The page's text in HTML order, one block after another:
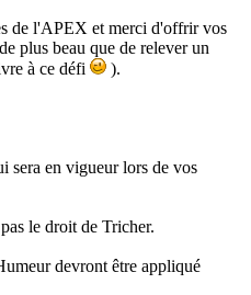
de l'APEX et merci d'offrir vos
plus beau que de relever un
à ce défi
).
sera en vigueur lors de vos
le droit de Tricher.
devront être appliqué